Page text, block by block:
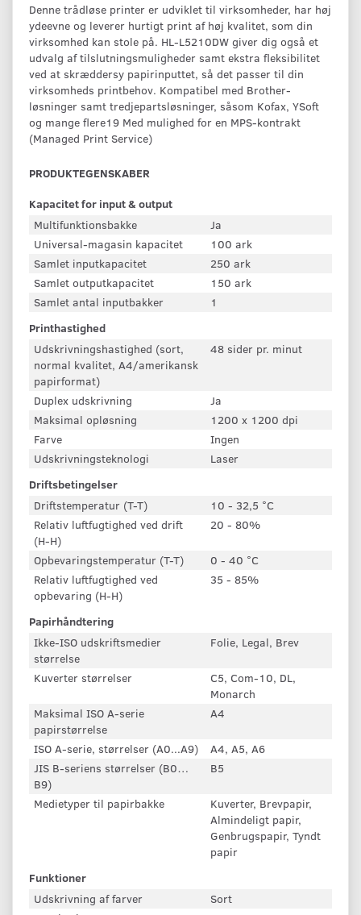
Denne trådløse printer er udviklet til virksomheder, har høj
ydeevne og leverer hurtigt print af høj kvalitet, som din
virksomhed kan stole på. HL-L5210DW giver dig også et
udvalg af tilslutningsmuligheder samt ekstra fleksibilitet
ved at skræddersy papirinputtet, så det passer til din
virksomheds printbehov. Kompatibel med Brother-
løsninger samt tredjepartsløsninger, såsom Kofax, YSoft
og mange flere19 Med mulighed for en MPS-kontrakt
(Managed Print Service)
PRODUKTEGENSKABER
Kapacitet for input & output
Multifunktionsbakke
Ja
Universal-magasin kapacitet
100 ark
Samlet inputkapacitet
250 ark
Samlet outputkapacitet
150 ark
Samlet antal inputbakker
1
Printhastighed
Udskrivningshastighed (sort,
normal kvalitet, A4/amerikansk
papirformat)
48 sider pr. minut
Duplex udskrivning
Ja
Maksimal opløsning
1200 x 1200 dpi
Farve
Ingen
Udskrivningsteknologi
Laser
Driftsbetingelser
Driftstemperatur (T-T)
10 - 32,5 °C
Relativ luftfugtighed ved drift
(H-H)
20 - 80%
Opbevaringstemperatur (T-T)
0 - 40 °C
Relativ luftfugtighed ved
opbevaring (H-H)
35 - 85%
Papirhåndtering
Ikke-ISO udskriftsmedier
størrelse
Folie, Legal, Brev
Kuverter størrelser
C5, Com-10, DL,
Monarch
Maksimal ISO A-serie
papirstørrelse
A4
ISO A-serie, størrelser (A0...A9)
A4, A5, A6
JIS B-seriens størrelser (B0…
B9)
B5
Medietyper til papirbakke
Kuverter, Brevpapir,
Almindeligt papir,
Genbrugspapir, Tyndt
papir
Funktioner
Udskrivning af farver
Sort